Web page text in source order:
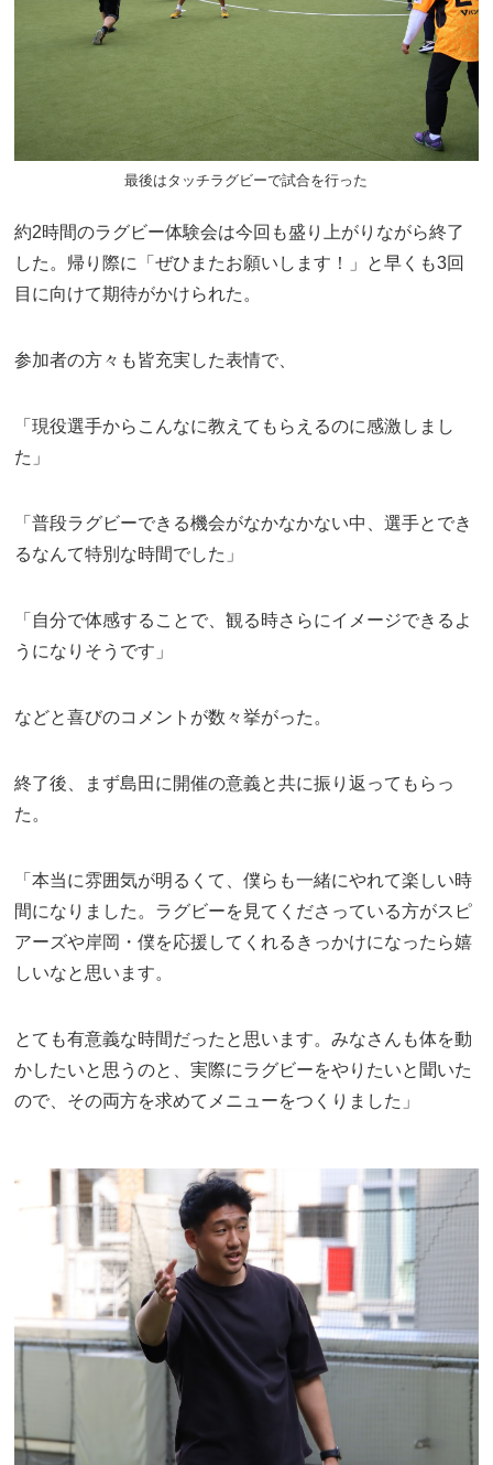
最後はタッチラグビーで試合を行った
約2時間のラグビー体験会は今回も盛り上がりながら終了
した。帰り際に「ぜひまたお願いします！」と早くも3回
目に向けて期待がかけられた。
参加者の方々も皆充実した表情で、
「現役選手からこんなに教えてもらえるのに感激しまし
た」
「普段ラグビーできる機会がなかなかない中、選手とでき
るなんて特別な時間でした」
「自分で体感することで、観る時さらにイメージできるよ
うになりそうです」
などと喜びのコメントが数々挙がった。
終了後、まず島田に開催の意義と共に振り返ってもらっ
た。
「本当に雰囲気が明るくて、僕らも一緒にやれて楽しい時
間になりました。ラグビーを見てくださっている方がスピ
アーズや岸岡・僕を応援してくれるきっかけになったら嬉
しいなと思います。
とても有意義な時間だったと思います。みなさんも体を動
かしたいと思うのと、実際にラグビーをやりたいと聞いた
ので、その両方を求めてメニューをつくりました」